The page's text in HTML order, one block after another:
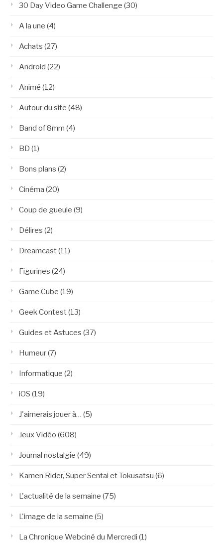
30 Day Video Game Challenge (30)
A la une (4)
Achats (27)
Android (22)
Animé (12)
Autour du site (48)
Band of 8mm (4)
BD (1)
Bons plans (2)
Cinéma (20)
Coup de gueule (9)
Délires (2)
Dreamcast(11)
Figurines (24)
Game Cube (19)
Geek Contest(13)
Guides et Astuces (37)
Humeur(7)
Informatique (2)
iOS (19)
J'aimerais jouer à… (5)
Jeux Vidéo (608)
Journal nostalgie (49)
Kamen Rider, Super Sentai et Tokusatsu (6)
L'actualité de la semaine (75)
L'image de la semaine (5)
La Chronique Webciné du Mercredi (1)